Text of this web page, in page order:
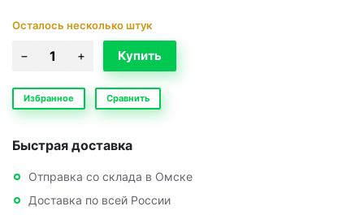
Осталось несколько штук
Избранное Сравнить
Быстрая доставка
Отправка со склада в Омске
Доставка по всей России